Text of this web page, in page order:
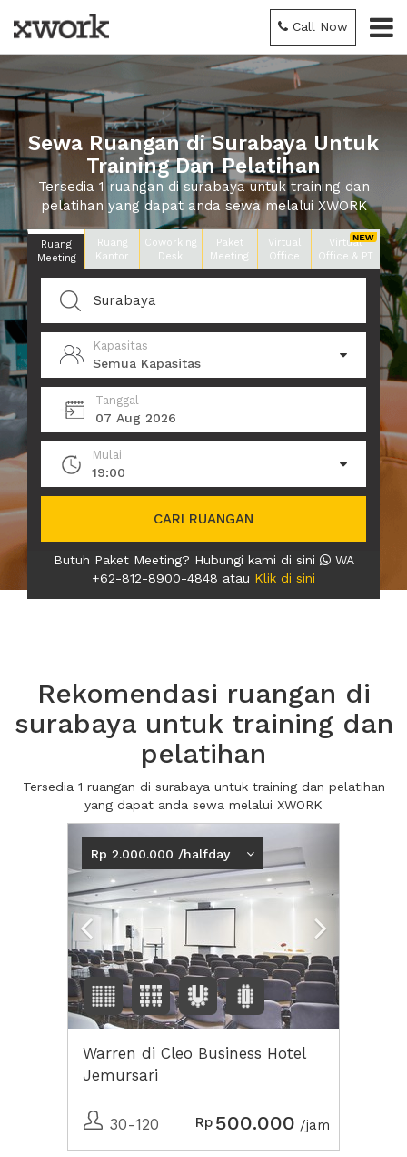
Call Now
Sewa Ruangan di Surabaya Untuk
Training Dan Pelatihan
Tersedia 1 ruangan di surabaya untuk training dan
pelatihan yang dapat anda sewa melalui XWORK
Ruang
Meeting
Ruang
Kantor
Coworking
Desk
Paket
Meeting
Virtual
Office
Virtual
Office & PT
Kapasitas
Semua Kapasitas
Tanggal
07 Aug 2026
Mulai
19:00
CARI RUANGAN
Butuh Paket Meeting? Hubungi kami di sini
WA
+62-812-8900-4848 atau Klik di sini
Rekomendasi ruangan di
surabaya untuk training dan
pelatihan
Tersedia 1 ruangan di surabaya untuk training dan pelatihan
yang dapat anda sewa melalui XWORK
Previous
Rp 2.000.000 /halfday
Warren di Cleo Business Hotel
Jemursari
30-120 Rp 500.000 /jam